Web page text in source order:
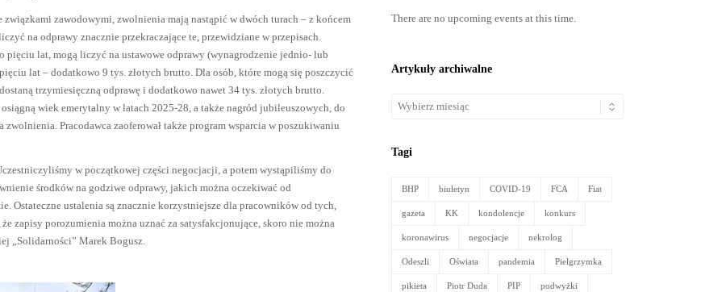
zawodowymi, zwolnienia mają nastąpić w dwóch turach – z końcem
na odprawy znacznie przekraczające te, przewidziane w przepisach.
pięciu lat, mogą liczyć na ustawowe odprawy (wynagrodzenie jednio- lub
lat – dodatkowo 9 tys. złotych brutto. Dla osób, które mogą się poszczycić
trzymiesięczną odprawę i dodatkowo nawet 34 tys. złotych brutto.
wiek emerytalny w latach 2025-28, a także nagród jubileuszowych, do
Pracodawca zaoferował także program wsparcia w poszukiwaniu
w początkowej części negocjacji, a potem wystąpiliśmy do
środków na godziwe odprawy, jakich można oczekiwać od
Ostateczne ustalenia są znacznie korzystniejsze dla pracowników od tych,
zapisy porozumienia można uznać za satysfakcjonujące, skoro nie można
„Solidarności” Marek Bogusz.
There are no upcoming events at this time.
Artykuły archiwalne
Artykuły
Tagi
BHP biuletyn COVID-19 FCA Fiat
gazeta KK kondolencje konkurs
koronawirus negocjacje nekrolog
Odeszli Oświata pandemia Pielgrzymka
pikieta Piotr Duda PIP podwyżki